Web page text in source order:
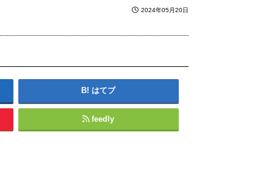
2024年05月20日
はてブ
feedly